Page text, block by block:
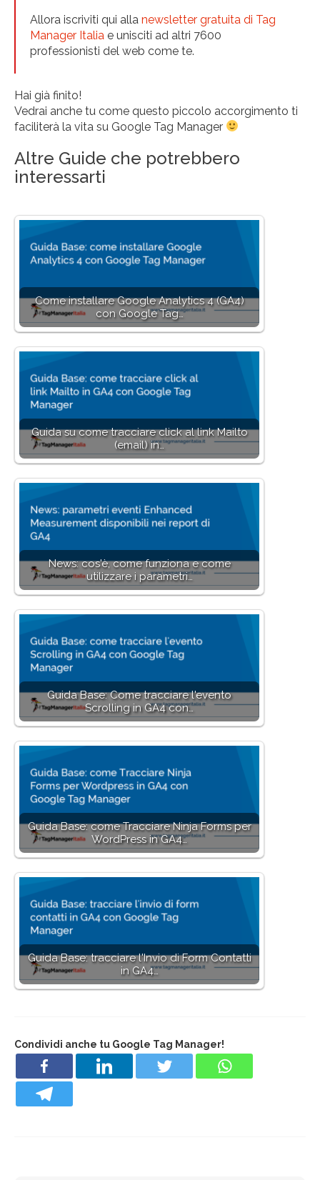
Allora iscriviti qui alla newsletter gratuita di Tag
Manager Italia e unisciti ad altri 7600
professionisti del web come te.
Hai già finito!
Vedrai anche tu come questo piccolo accorgimento ti
faciliterà la vita su Google Tag Manager
Altre Guide che potrebbero
interessarti
Come installare Google Analytics 4 (GA4)
con Google Tag…
Guida su come tracciare click al link Mailto
(email) in…
News: cos'è, come funziona e come
utilizzare i parametri…
Guida Base: Come tracciare l'evento
Scrolling in GA4 con…
Guida Base: come Tracciare Ninja Forms per
WordPress in GA4…
Guida Base: tracciare l'Invio di Form Contatti
in GA4…
Condividi anche tu Google Tag Manager!